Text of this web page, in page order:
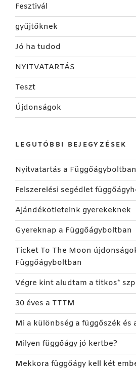
Fesztivál
gyűjtőknek
Jó ha tudod
NYITVATARTÁS
Teszt
Újdonságok
LEGUTÓBBI BEJEGYZÉSEK
Nyitvatartás a Függőágyboltban
Felszerelési segédlet
Ajándékötleteink gyerekeknek
Gyereknap a Függőágyboltban
Ticket To The Moon
Függőágyboltban
Végre kint aludtam a titkos*
30 éves a TTTM
Mi a különbség a függőszék
Milyen függőágy jó kertbe?
Mekkora függőágy kell két